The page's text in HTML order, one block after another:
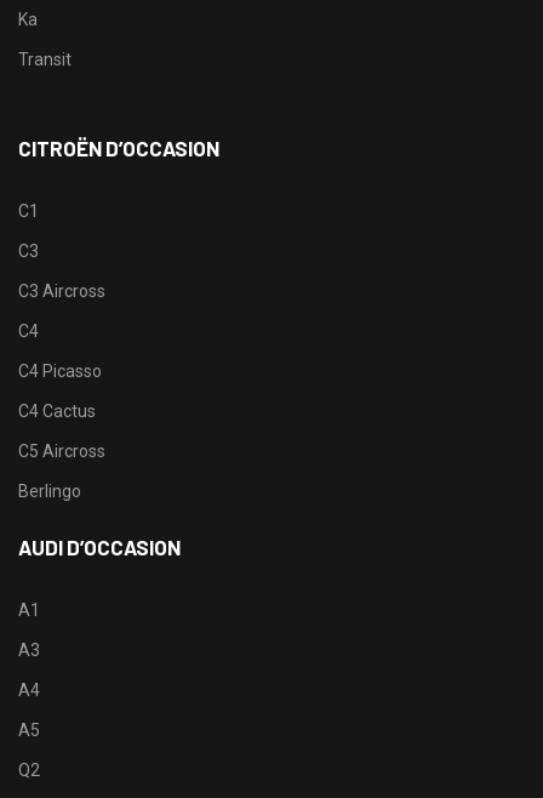
Ka
Transit
CITROËN D’OCCASION
C1
C3
C3 Aircross
C4
C4 Picasso
C4 Cactus
C5 Aircross
Berlingo
AUDI D’OCCASION
A1
A3
A4
A5
Q2